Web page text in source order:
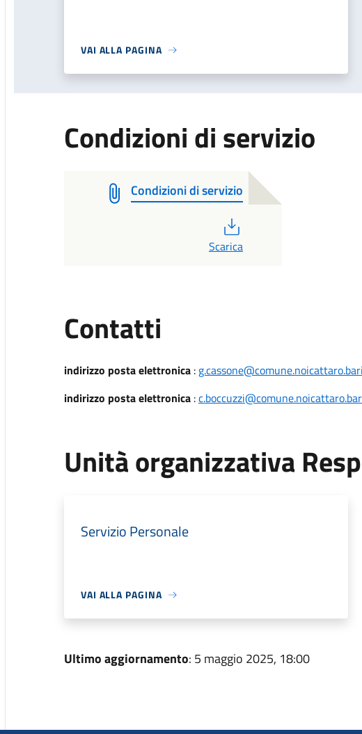
VAI ALLA PAGINA
Condizioni di servizio
Condizioni di servizio
Scarica
Contatti
indirizzo posta elettronica:
indirizzo posta elettronica:
Unità organizzativa
Servizio Personale
VAI ALLA PAGINA
Ultimo aggiornamento: 5 maggio 2025, 18:00